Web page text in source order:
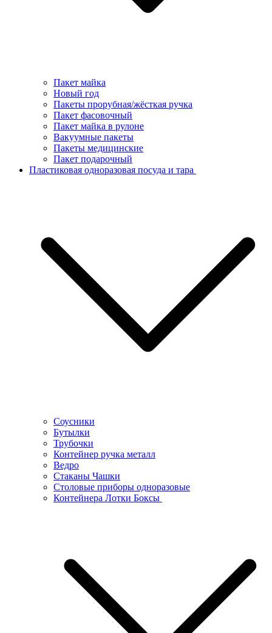
Пакет майка
Новый год
Пакеты прорубная/жёсткая ручка
Пакет фасовочный
Пакет майка в рулоне
Вакуумные пакеты
Пакеты медицинские
Пакет подарочный
Пластиковая одноразовая посуда и тара
Соусники
Бутылки
Трубочки
Контейнер ручка металл
Ведро
Стаканы Чашки
Столовые приборы одноразовые
Контейнера Лотки Боксы